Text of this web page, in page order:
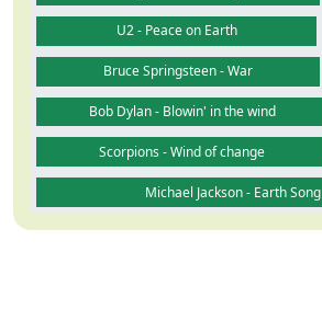
U2 - Peace on Earth
Bruce Springsteen - War
Bob Dylan - Blowin' in the wind
Scorpions - Wind of change
Michael Jackson - Earth Song